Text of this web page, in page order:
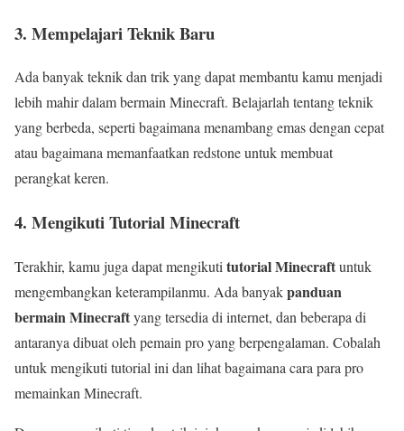
3. Mempelajari Teknik Baru
Ada banyak teknik dan trik yang dapat membantu kamu menjadi
lebih mahir dalam bermain Minecraft. Belajarlah tentang teknik
yang berbeda, seperti bagaimana menambang emas dengan cepat
atau bagaimana memanfaatkan redstone untuk membuat
perangkat keren.
4. Mengikuti Tutorial Minecraft
Terakhir, kamu juga dapat mengikuti tutorial Minecraftuntuk
mengembangkan keterampilanmu. Ada banyakpanduan
bermain Minecraftyang tersedia di internet, dan beberapa di
antaranya dibuat oleh pemain pro yang berpengalaman. Cobalah
untuk mengikuti tutorial ini dan lihat bagaimana cara para pro
memainkan Minecraft.